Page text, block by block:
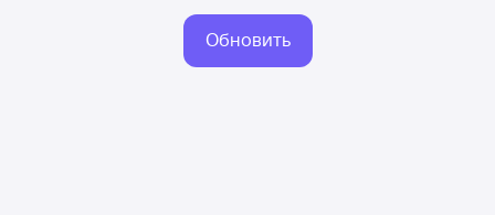
Обновить